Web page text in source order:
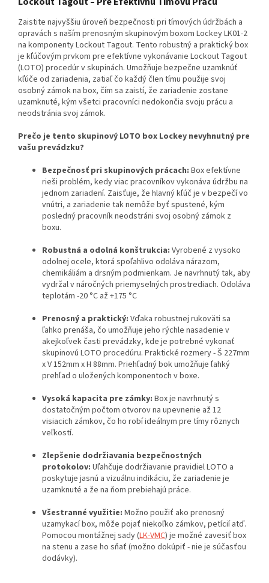
Zaistite najvyššiu úroveň bezpečnosti pri tímových údržbách a
opravách s naším prenosným skupinovým boxom Lockey LK01-2
na komponenty Lockout Tagout. Tento robustný a praktický box
je kľúčovým prvkom pre efektívne vykonávanie Lockout Tagout
(LOTO) procedúr v skupinách. Umožňuje bezpečne uzamknúť
kľúče od zariadenia, zatiaľ čo každý člen tímu použije svoj
osobný zámok na box, čím sa zaistí, že zariadenie zostane
uzamknuté, kým všetci pracovníci nedokončia svoju prácu a
neodstránia svoj zámok.
Prečo je tento skupinový LOTO box Lockey nevyhnutný pre
vašu prevádzku?
Bezpečnosť pri skupinových prácach: Box efektívne
rieši problém, kedy viac pracovníkov vykonáva údržbu na
jednom zariadení. Zaisťuje, že hlavný kľúč je v bezpečí vo
vnútri, a zariadenie tak nemôže byť spustené, kým
posledný pracovník neodstráni svoj osobný zámok z
boxu.
Robustná a odolná konštrukcia: Vyrobené z vysoko
odolnej ocele, ktorá spoľahlivo odoláva nárazom,
chemikáliám a drsným podmienkam. Je navrhnutý tak, aby
vydržal v náročných priemyselných prostrediach. Odoláva
teplotám -20 °C až +175 °C
Prenosný a praktický: Vďaka robustnej rukoväti sa
ľahko prenáša, čo umožňuje jeho rýchle nasadenie v
akejkoľvek časti prevádzky, kde je potrebné vykonať
skupinovú LOTO procedúru. Praktické rozmery - Š 227mm
x V 152mm x H 88mm. Priehľadný bok umožňuje ľahký
prehľad o uložených komponentoch v boxe.
Vysoká kapacita pre zámky: Box je navrhnutý s
dostatočným počtom otvorov na upevnenie až 12
visiacich zámkov, čo ho robí ideálnym pre tímy rôznych
veľkostí.
Zlepšenie dodržiavania bezpečnostných
protokolov: Uľahčuje dodržiavanie pravidiel LOTO a
poskytuje jasnú a vizuálnu indikáciu, že zariadenie je
uzamknuté a že na ňom prebiehajú práce.
Všestranné využitie: Možno použiť ako prenosný
uzamykací box, môže pojať niekoľko zámkov, petícií atď.
Pomocou montážnej sady (LK-VMC) je možné zavesiť box
na stenu a zase ho sňať (možno dokúpiť - nie je súčasťou
dodávky).